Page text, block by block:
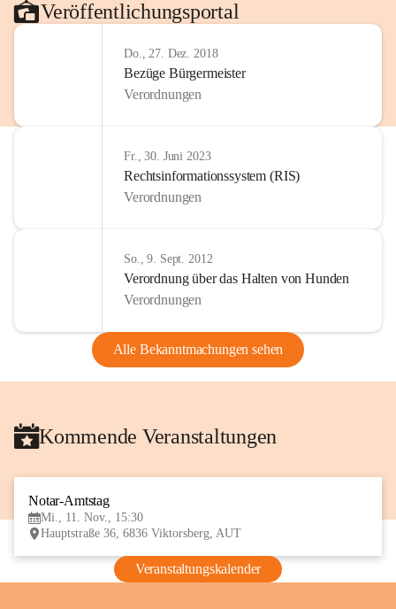
Veröffentlichungsportal
Do., 27. Dez. 2018
Bezüge Bürgermeister
Verordnungen
Fr., 30. Juni 2023
Rechtsinformationssystem (RIS)
Verordnungen
So., 9. Sept. 2012
Verordnung über das Halten von Hunden
Verordnungen
Alle Bekanntmachungen sehen
Kommende Veranstaltungen
Notar-Amtstag
Mi., 11. Nov., 15:30
Hauptstraße 36, 6836 Viktorsberg, AUT
Veranstaltungskalender